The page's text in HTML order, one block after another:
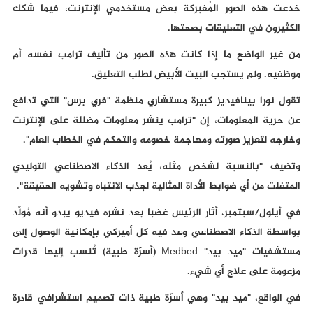
خدعت هذه الصور المُفبركة بعض مستخدمي الإنترنت، فيما شكك
الكثيرون في التعليقات بصحتها.
من غير الواضح ما إذا كانت هذه الصور من تأليف ترامب نفسه أم
موظفيه. ولم يستجب البيت الأبيض لطلب التعليق.
تقول نورا بينافيديز كبيرة مستشاري منظمة "فري برس" التي تدافع
عن حرية المعلومات، إن "ترامب ينشر معلومات مضللة على الإنترنت
وخارجه لتعزيز صورته ومهاجمة خصومه والتحكم في الخطاب العام".
وتضيف "بالنسبة لشخص مثله، يُعد الذكاء الاصطناعي التوليدي
المتفلت من أي ضوابط الأداة المثالية لجذب الانتباه وتشويه الحقيقة".
في أيلول/سبتمبر، أثار الرئيس غضبا بعد نشره فيديو يبدو أنه مُولّد
بواسطة الذكاء الاصطناعي وعد فيه كل أميركي بإمكانية الوصول إلى
مستشفيات "ميد بيد" Medbed (أسرّة طبية) تُنسب إليها قدرات
مزعومة على علاج أي شيء.
في الواقع، "ميد بيد" وهي أسرّة طبية ذات تصميم استشرافي قادرة